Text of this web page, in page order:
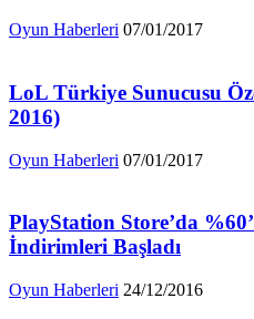
Oyun Haberleri 07/01/2017
LoL Türkiye Sunucusu
2016)
Oyun Haberleri 07/01/2017
PlayStation Store’da
İndirimleri Başladı
Oyun Haberleri 24/12/2016